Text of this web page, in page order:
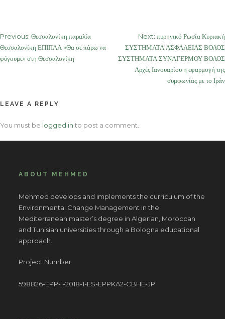
Post
navigation
Previous: Θεσσαλονίκη παραλία
Θεσσαλονίκη ΕΠΙΠΛΑ «Θα σε πάρω να
φύγουμε» στη Θεσσαλονίκη
Next: πυρηνικό Ρωσία Κυριακή
ΣΥΣΤΗΜΑΤΑ ΑΣΦΑΛΕΙΑΣ ΒΟΛΟΣ
ΣΥΣΤΗΜΑΤΑ ΣΥΝΑΓΕΡΜΟΥ ΒΟΛΟΣ
Αρχές Ιανουαρίου η εφαρμογή της
συμφωνίας με το Ιράν
LEAVE A REPLY
You must be logged in to post a comment.
ABOUT MEHMED
Mehmed develops and implements the curriculum of the
Environmental Change Management in the
Mediterranean master’s degree in Algerian, Moroccan
and Tunisian universities through a Bologna educational
approach.
Project Number:
598826-EPP-1-2018-1-ES-EPPKA2-CBHE-JP